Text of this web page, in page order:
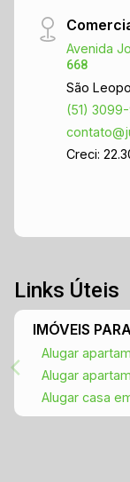
Avenida
668
São
(51)
Creci:
Links Úteis
IMÓVEIS
Alugar
Alugar
Alugar casa